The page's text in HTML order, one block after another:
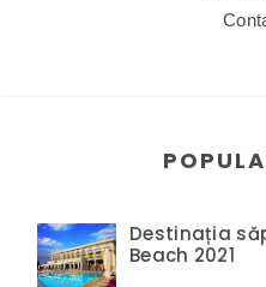
Destinația
Beach 2021